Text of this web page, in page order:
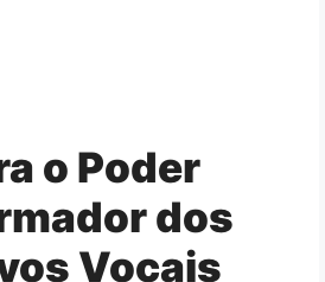
o Poder
dos
Vocais